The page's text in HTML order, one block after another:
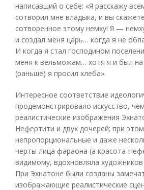
написавший о себе: «Я расскажу
сотворил мне владыка, и вы
сотворенное этому немху! Я —
и создал меня царь… когда я не
И когда я стал господином
меня к вельможам… хотя я и был
(раньше) я просил хлеба».
Интересное соответствие
продемонстрировало искусство,
реалистические изображения
Нефертити и двух дочерей; при
непропорциональные и даже
черты лица фараона (а красота
видимому, вдохновляла художников
При Эхнатоне были созданы
изображающие реалистические